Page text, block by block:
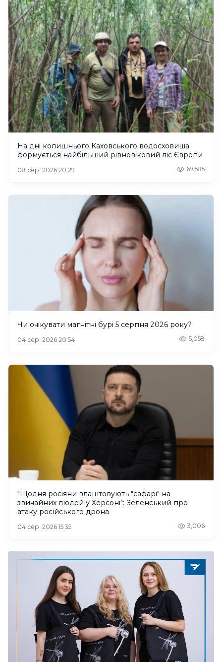
На дні колишнього Каховського водосховища
формується найбільший рівновіковий ліс Європи
08 сер. 2026 20:29 69,585
Чи очікувати магнітні бурі 5 серпня 2026 року?
04 сер. 2026 20:54 5,058
"Щодня росіяни влаштовують "сафарі" на
звичайних людей у Херсоні": Зеленський про
атаку російського дрона
04 сер. 2026 15:35 3,006